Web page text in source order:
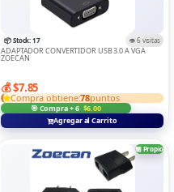
📦 Stock: 17 👁️ 6 visitas
ADAPTADOR CONVERTIDOR USB 3.0 A VGA
ZOECAN
💰 $7.85
Compra obtiene:78puntos
🎯 Compra + 6 $6.00
Agregar al Carrito
🏪 Propio